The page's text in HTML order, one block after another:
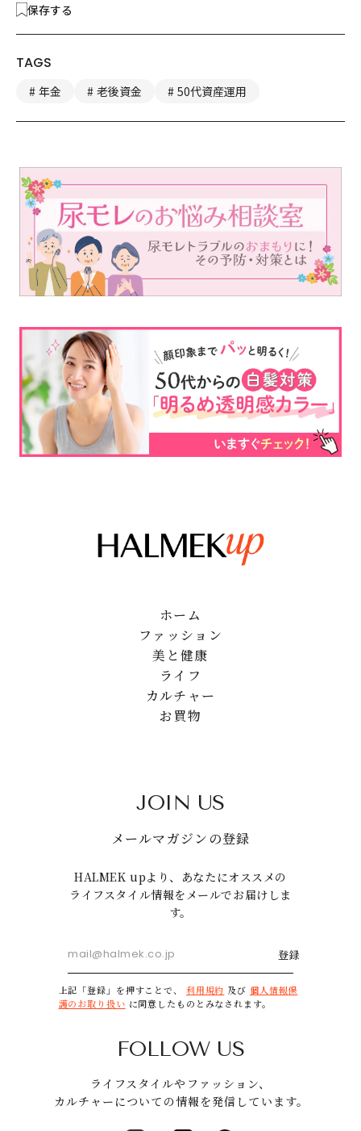
保存する
TAGS
年金 老後資金 50代資産運用
ホーム
ファッション
美と健康
ライフ
カルチャー
お買物
JOIN US
メールマガジンの登録
HALMEK upより、あなたにオススメの
ライフスタイル情報をメールでお届けしま
す。
登録
上記「登録」を押すことで、 利用規約 及び 個人情報保
護のお取り扱い に同意したものとみなされます。
FOLLOW US
ライフスタイルやファッション、
カルチャーについての情報を発信しています。